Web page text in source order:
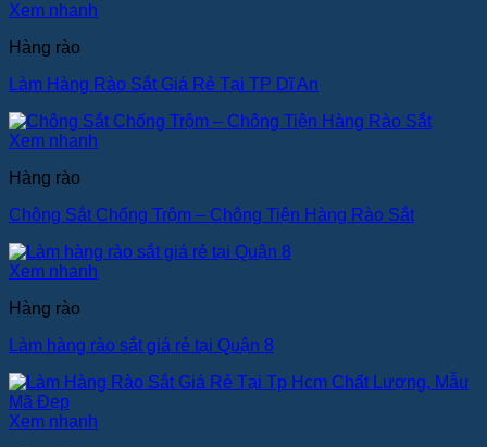
Xem nhanh
Hàng rào
Làm Hàng Rào Sắt Giá Rẻ Tại TP Dĩ An
Xem nhanh
Hàng rào
Chông Sắt Chống Trộm – Chông Tiện Hàng Rào Sắt
Xem nhanh
Hàng rào
Làm hàng rào sắt giá rẻ tại Quận 8
Xem nhanh